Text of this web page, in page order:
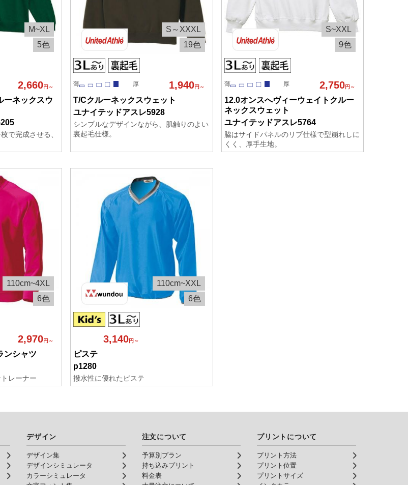
5色
M~XL
2,660円～
ーネックスウ
で完成させる、
19色
S～XXXL
薄 厚 1,940円～
T/Cクルーネックスウェット
ユナイテッドアスレ5928
シンプルなデザインながら、肌触りのよい
裏起毛仕様。
9色
S~XXL
薄 厚 2,750円～
12.0オンスへヴィーウェイトクルー
ネックスウェット
ユナイテッドアスレ5764
脇はサイドパネルのリブ仕様で型崩れしに
くく、厚手生地。
6色
110cm~4XL
2,970円～
ンシャツ
レーナー
6色
110cm~XXL
3,140円～
ピステ
p1280
撥水性に優れたピステ
デザイン
デザイン集
デザインシミュレータ
カラーシミュレータ
注文について
予算別プラン
持ち込みプリント
料金表
プリントについて
プリント方法
プリント位置
プリントサイズ